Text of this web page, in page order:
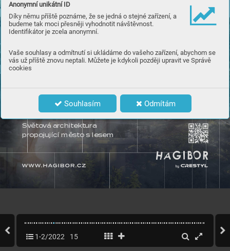
Anonymní unikátní ID
Díky němu příště poznáme, že se jedná o stejné zařízení, a
budeme tak moci přesněji vyhodnotit návštěvnost.
Identifikátor je zcela anonymní.
Vaše souhlasy a odmítnutí si ukládáme do vašeho zařízení, abychom se
vás už příště znovu neptali. Můžete je kdykoli později upravit ve Správě
cookies
Souhlasím Odmítám
Světová architektura
propojující město s lesem
1-2/2022 15